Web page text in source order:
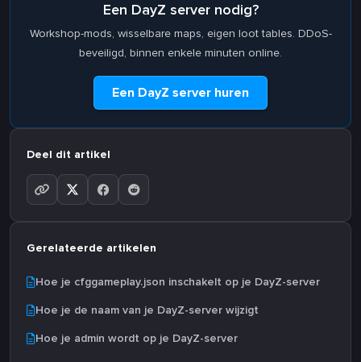
Een DayZ server nodig?
Workshop-mods, wisselbare maps, eigen loot tables. DDoS-
beveiligd, binnen enkele minuten online.
Een DayZ server huren
Deel dit artikel
Gerelateerde artikelen
Hoe je cfggameplay.json inschakelt op je DayZ-server
Hoe je de naam van je DayZ-server wijzigt
Hoe je admin wordt op je DayZ-server